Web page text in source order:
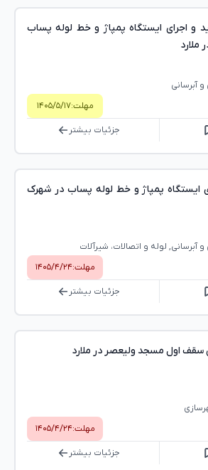
و اجرای ایستگاه پمپاژ و خط لوله پساب
ملارد
آبرسانی
مهلت:۱۴۰۵/۵/۱۷
جزئیات بیشتر
ایستگاه پمپاژ و خط لوله پساب در شهرک
آبرسانی, لوله و اتصالات، شیرآلات
مهلت:۱۴۰۵/۴/۲۴
جزئیات بیشتر
سقف اول مسجد ولیعصر در ملارد
مهلت:۱۴۰۵/۴/۲۴
جزئیات بیشتر